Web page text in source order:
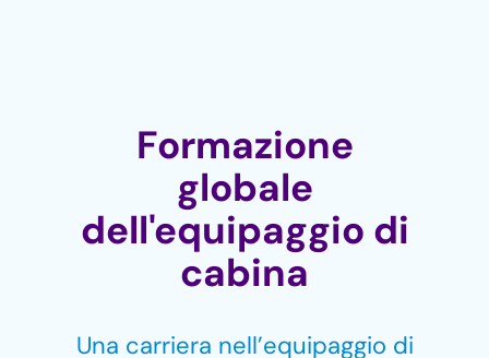
Formazione
globale
dell'equipaggio di
cabina
Una carriera nell’equipaggio di